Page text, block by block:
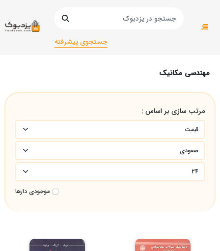
جستجوی پیشرفته
صفحه اصلی
مهندسی مکانیک
مرتب سازی بر اساس :
موجودی دارها